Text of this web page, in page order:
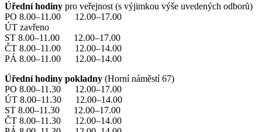
Úřední hodiny pro veřejnost (s výjimkou výše uvedených odborů)
PO 8.00–11.00 12.00–17.00
ÚT zavřeno
ST 8.00–11.00 12.00–17.00
ČT 8.00–11.00 12.00–14.00
PÁ 8.00–11.00 12.00–14.00
Úřední hodiny pokladny (Horní náměstí 67)
PO 8.00–11.30 12.00–17.00
ÚT 8.00–11.30 12.00–14.00
ST 8.00–11.30 12.00–17.00
ČT 8.00–11.30 12.00–14.00